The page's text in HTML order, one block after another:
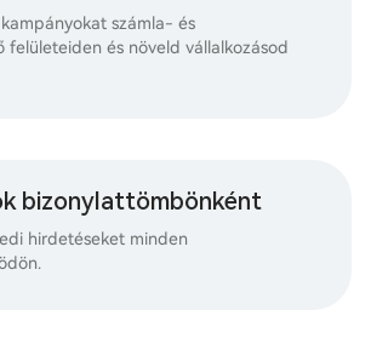
számla- és
felületeiden és növeld vállalkozásod
bizonylattömbönként
hirdetéseket minden